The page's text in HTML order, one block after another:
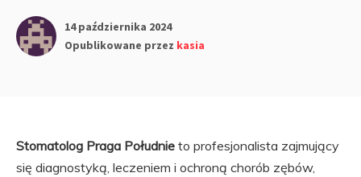
14 października 2024
Opublikowane przez kasia
Stomatolog Praga Południe to profesjonalista zajmujący
się diagnostyką, leczeniem i ochroną chorób zębów,